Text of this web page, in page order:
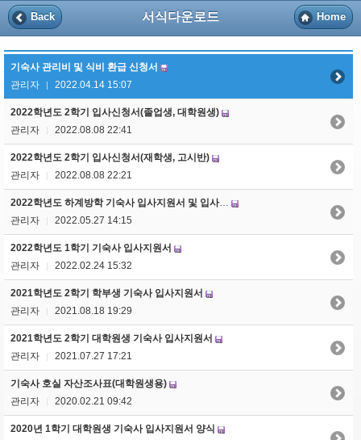
Back 서식다운로드 Home
기숙사 관리비 및 식비 환급 신청서
관리자
2022.04.14 15:07
2022학년도 2학기 입사신청서(졸업생, 대학원생)
관리자
2022.08.08 22:41
2022학년도 2학기 입사신청서(재학생, 고시반)
관리자
2022.08.08 22:21
2022학년도 하계방학 기숙사 입사지원서 및 입사서약서
관리자
2022.05.27 14:15
2022학년도 1학기 기숙사 입사지원서
관리자
2022.02.24 15:32
2021학년도 2학기 학부생 기숙사 입사지원서
관리자
2021.08.18 19:29
2021학년도 2학기 대학원생 기숙사 입사지원서
관리자
2021.07.27 17:21
기숙사 호실 자산조사표(대학원생용)
관리자
2020.02.21 09:42
2020년 1학기 대학원생 기숙사 입사지원서 양식